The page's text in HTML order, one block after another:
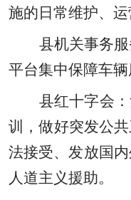
施的日常维护、运
县机关事务
平台集中保障车辆
县红十字会
训
，做好突发公
法接受、发放国
人道主义援助。